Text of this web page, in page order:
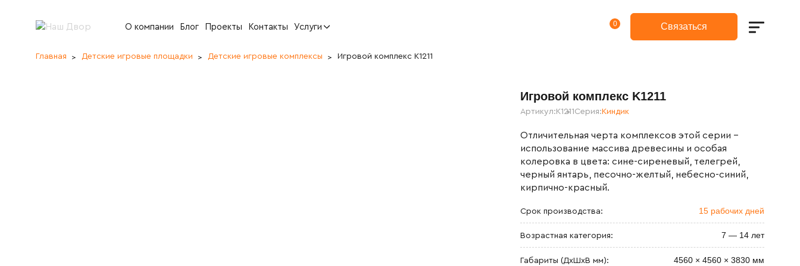
О компании Блог Проекты Контакты Услуги 0
Главная Детские игровые площадки Детские игровые комплексы Игровой комплекс K1211
Игровой комплекс K1211
Артикул: K1211 Серия: Киндик
Отличительная черта комплексов этой серии -
использование массива древесины и особая
колеровка в цвета: сине-сиреневый, телегрей,
черный янтарь, песочно-желтый, небесно-синий,
кирпично-красный.
Срок производства: 15 рабочих дней
Возрастная категория: 7 — 14 лет
Габариты (ДхШxВ мм): 4560 × 4560 × 3830 мм